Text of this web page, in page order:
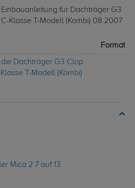
für Dachträger G3
Klasse T-Modell (Kombi) 08.2007
Format
Dachträger G3 Clop
T-Modell (Kombi)